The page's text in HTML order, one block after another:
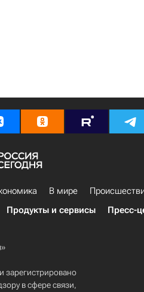
В мире
Продукты и сервисы Пресс-
зарегистрировано
в сфере связи,